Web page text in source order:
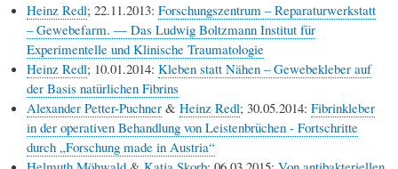
Heinz Redl; 22.11.2013: Forschungszentrum – Reparaturwerkstatt
– Gewebefarm. — Das Ludwig Boltzmann Institut für
Experimentelle und Klinische Traumatologie
Heinz Redl; 10.01.2014: Kleben statt Nähen – Gewebekleber auf
der Basis natürlichen Fibrins
Alexander Petter-Puchner & Heinz Redl; 30.05.2014: Fibrinkleber
in der operativen Behandlung von Leistenbrüchen - Fortschritte
durch „Forschung made in Austria“